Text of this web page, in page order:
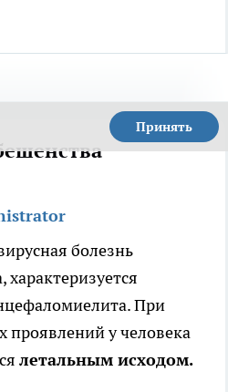
Принять
болезнь
При
проявлений у человека
летальным исходом.